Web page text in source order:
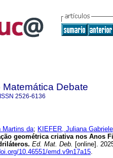
Debate
ISSN 2526-6136
Martins da; KIEFER, Juliana Gabriele
geométrica criativa nos Anos
Ed. Mat. Deb. [online].
10.46551/emd.v9n17a15.